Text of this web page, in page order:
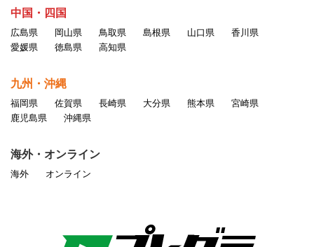
中国・四国
広島県 岡山県 鳥取県 島根県 山口県
香川県
愛媛県
徳島県 高知県
九州・沖縄
福岡県 佐賀県 長崎県 大分県 熊本県
宮崎県
鹿児島県
沖縄県
海外・オンライン
海外 オンライン